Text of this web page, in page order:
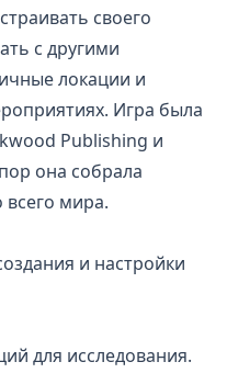
своего
с другими
локации и
Игра была
Publishing и
она собрала
мира.
и настройки
для исследования.